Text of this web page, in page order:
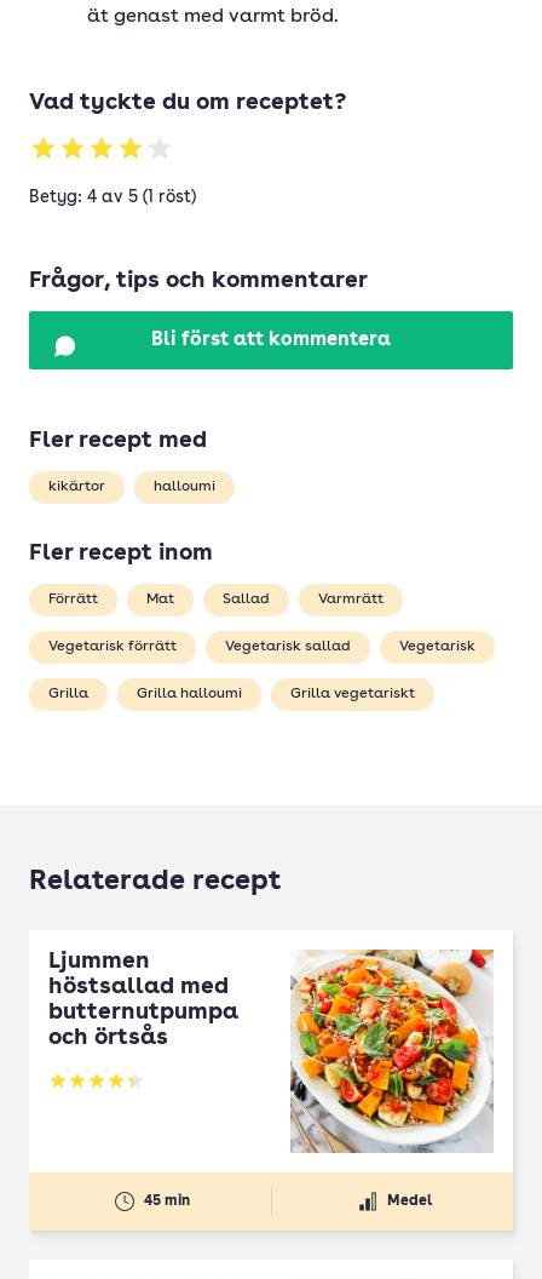
ät genast med varmt bröd.
Vad tyckte du om receptet?
Betyg: 4 av 5 (1 röst)
Frågor, tips och kommentarer
Bli först att kommentera
Fler recept med
kikärtor halloumi
Fler recept inom
Förrätt Mat Sallad Varmrätt
Vegetarisk förrätt Vegetarisk sallad Vegetarisk
Grilla Grilla halloumi Grilla vegetariskt
Relaterade recept
Ljummen
höstsallad med
butternutpumpa
och örtsås
Betyg: 4.32 av 5
45 min Medel